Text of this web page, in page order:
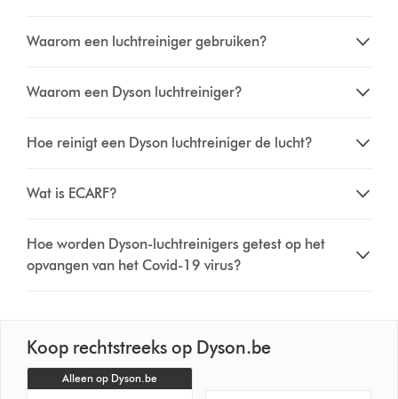
Waarom een luchtreiniger gebruiken?
Waarom een Dyson luchtreiniger?
Hoe reinigt een Dyson luchtreiniger de lucht?
Wat is ECARF?
Hoe worden Dyson-luchtreinigers getest op het
opvangen van het Covid-19 virus?
Koop rechtstreeks op Dyson.be
Alleen op Dyson.be